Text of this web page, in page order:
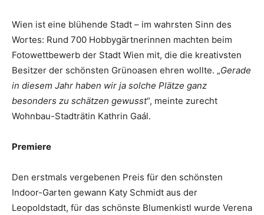
Wien ist eine blühende Stadt – im wahrsten Sinn des
Wortes: Rund 700 Hobbygärtnerinnen machten beim
Fotowettbewerb der Stadt Wien mit, die die kreativsten
Besitzer der schönsten Grün­oasen ehren wollte. „Gerade
in diesem Jahr haben wir ja solche Plätze ganz
besonders zu schätzen gewusst“, meinte zurecht
Wohnbau-Stadträtin Kathrin Gaál.
Premiere
Den erstmals vergebenen Preis für den schönsten
Indoor-Garten ­gewann Katy Schmidt aus der
Leopoldstadt, für das schönste Blumenkistl wurde Verena